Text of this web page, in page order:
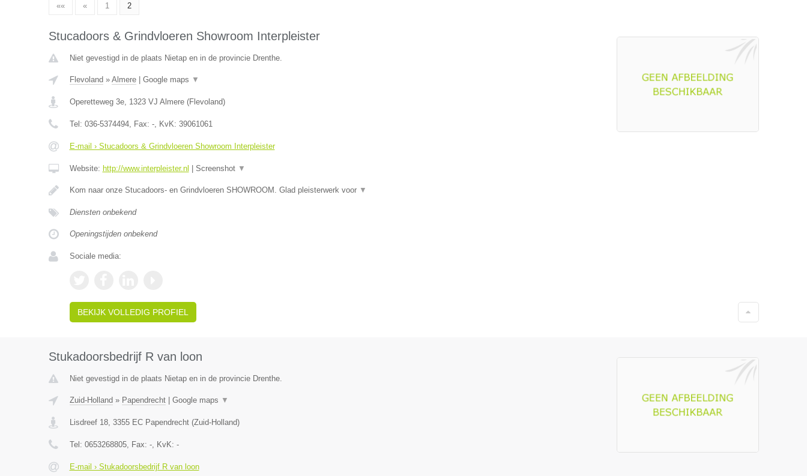
«« « 1 2
Stucadoors & Grindvloeren Showroom Interpleister
Niet gevestigd in de plaats Nietap en in de provincie Drenthe.
Flevoland » Almere| Google maps ▼
Operetteweg 3e, 1323 VJ Almere(Flevoland)
Tel: 036-5374494, Fax: -, KvK: 39061061
E-mail › Stucadoors & Grindvloeren Showroom Interpleister
Website: http://www.interpleister.nl Screenshot ▼
Kom naar onze Stucadoors- en Grindvloeren SHOWROOM. Glad pleisterwerk voor ▼
Diensten onbekend
Openingstijden onbekend
Sociale media:
BEKIJK VOLLEDIG PROFIEL
Stukadoorsbedrijf R van loon
Niet gevestigd in de plaats Nietap en in de provincie Drenthe.
Zuid-Holland » Papendrecht| Google maps ▼
Lisdreef 18, 3355 EC Papendrecht(Zuid-Holland)
Tel: 0653268805, Fax: -, KvK: -
E-mail › Stukadoorsbedrijf R van loon